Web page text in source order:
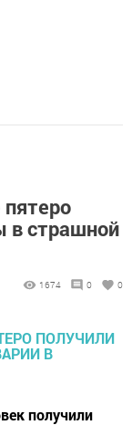
в страшной
1674 0 0
получили